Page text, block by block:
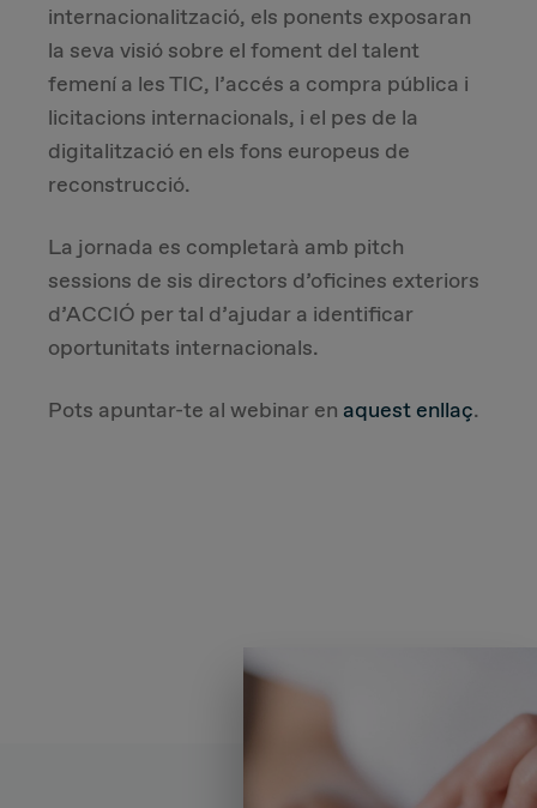
Market Strategy & Screening Analysis
Performance Transformation
internacionalització, els ponents exposaran
la seva visió sobre el foment del talent
femení a les TIC, l’accés a compra pública i
licitacions internacionals, i el pes de la
digitalització en els fons europeus de
reconstrucció.
La jornada es completarà amb pitch
sessions de sis directors d’oficines exteriors
d’ACCIÓ per tal d’ajudar a identificar
oportunitats internacionals.
Pots apuntar-te al webinar en aquest enllaç.